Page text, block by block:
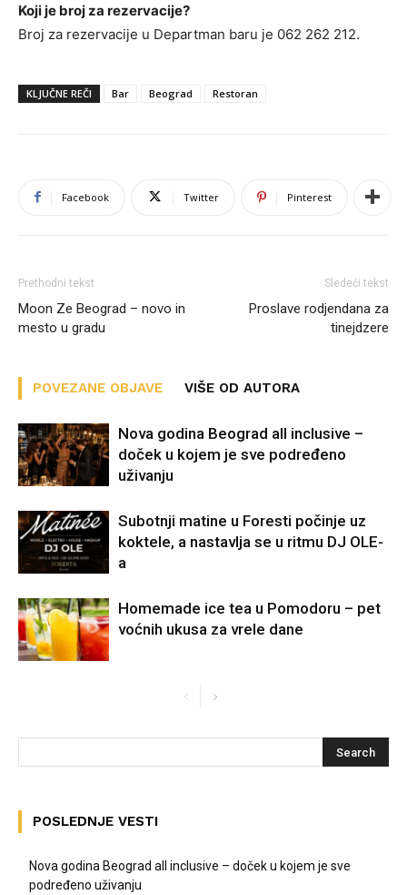
Koji je broj za rezervacije?
Broj za rezervacije u Departman baru je 062 262 212.
KLJUČNE REČI Bar Beograd Restoran
Facebook Twitter Pinterest
Prethodni tekst
Moon Ze Beograd – novo in
mesto u gradu
Sledeći tekst
Proslave rodjendana za
tinejdzere
POVEZANE OBJAVE VIŠE OD AUTORA
Nova godina Beograd all inclusive –
doček u kojem je sve podređeno
uživanju
Subotnji matine u Foresti počinje uz
koktele, a nastavlja se u ritmu DJ OLE-
a
Homemade ice tea u Pomodoru – pet
voćnih ukusa za vrele dane
POSLEDNJE VESTI
Nova godina Beograd all inclusive – doček u kojem je sve
podređeno uživanju